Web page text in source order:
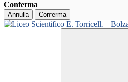
Conferma
Annulla Conferma